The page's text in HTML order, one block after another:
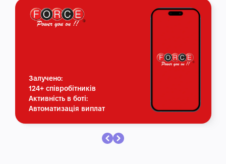
Залучено:
124+ співробітників
Активність в боті:
Автоматизація виплат